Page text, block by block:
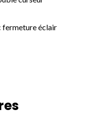
fermeture éclair